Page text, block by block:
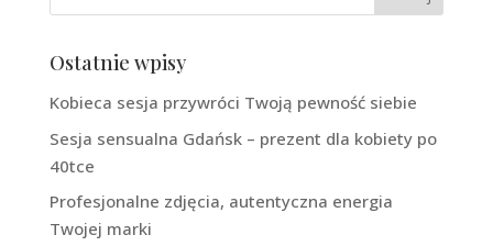
Ostatnie wpisy
Kobieca sesja przywróci Twoją pewność siebie
Sesja sensualna Gdańsk – prezent dla kobiety po
40tce
Profesjonalne zdjęcia, autentyczna energia
Twojej marki